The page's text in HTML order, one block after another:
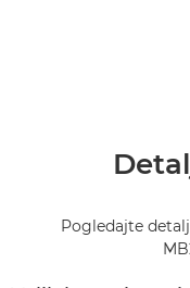
Pogledajte